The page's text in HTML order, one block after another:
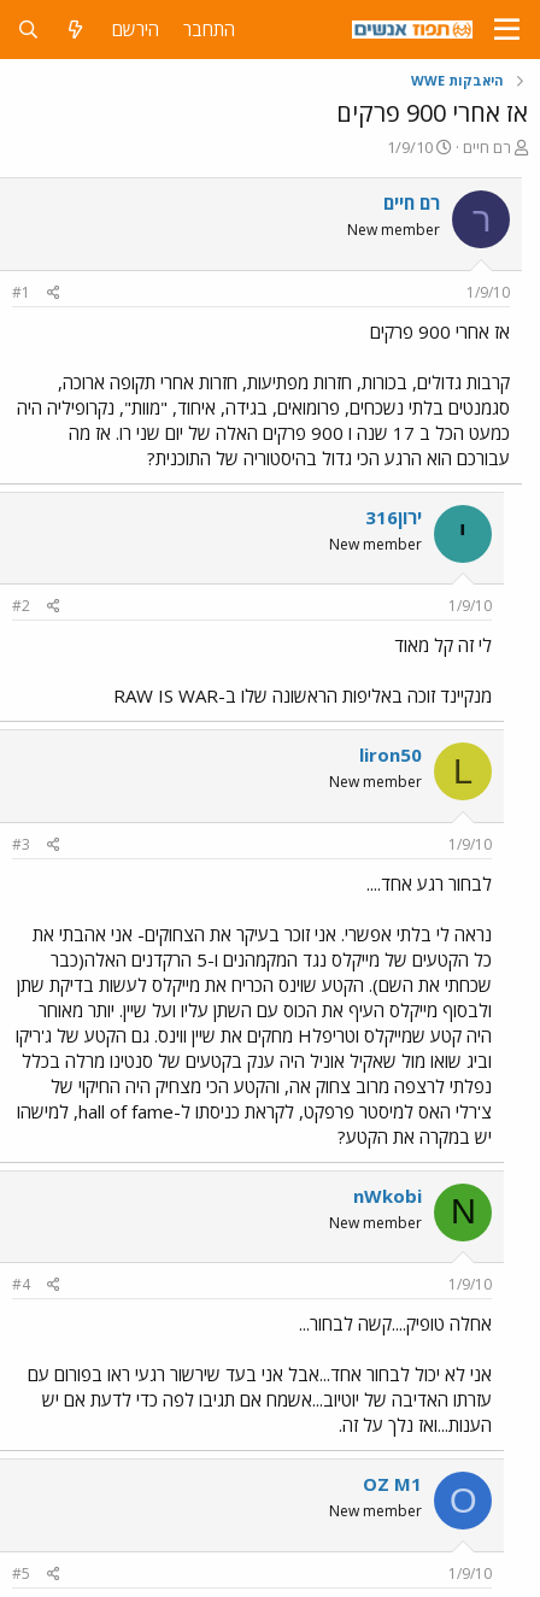
התחבר הירשם
היאבקות WWE
אז אחרי 900 פרקים
פ
ח
ה
ו
ש
רם חיים
פ
ס
ם
ת
י
1/9/10
ר רם חיים
New member
1/9/10
#1
אז אחרי 900 פרקים
קרבות גדולים, בכורות, חזרות מפתיעות, חזרות אחרי תקופה ארוכה,
סגמנטים בלתי נשכחים, פרומואים, בגידה, איחוד, "מוות", נקרופיליה היה
כמעט הכל ב 17 שנה ו 900 פרקים האלה של יום שני רו. אז מה
עבורכם הוא הרגע הכי גדול בהיסטוריה של התוכנית?
י ירון316
New member
1/9/10
#2
לי זה קל מאוד
מנקיינד זוכה באליפות הראשונה שלו ב-RAW IS WAR
L
liron50
New member
1/9/10
#3
לבחור רגע אחד....
נראה לי בלתי אפשרי. אני זוכר בעיקר את הצחוקים- אני אהבתי את
כל הקטעים של מייקלס נגד המקמהנים ו-5 הרקדנים האלה(כבר
שכחתי את השם). הקטע שוינס הכריח את מייקלס לעשות בדיקת שתן
ולבסוף מייקלס העיף את הכוס עם השתן עליו ועל שיין. יותר מאוחר
היה קטע שמייקלס וטריפלH מחקים את שיין ווינס. גם הקטע של ג'ריקו
וביג שואו מול שאקיל אוניל היה ענק בקטעים של סנטינו מרלה בכלל
נפלתי לרצפה מרוב צחוק אה, והקטע הכי מצחיק היה החיקוי של
צ'רלי האס למיסטר פרפקט, לקראת כניסתו ל-hall of fame, למישהו
יש במקרה את הקטע?
N
nWkobi
New member
1/9/10
#4
אחלה טופיק....קשה לבחור...
אני לא יכול לבחור אחד...אבל אני בעד שירשור רגעי ראו בפורום עם
עזרתו האדיבה של יוטיוב...אשמח אם תגיבו לפה כדי לדעת אם יש
הענות...ואז נלך על זה.
O
OZ M1
New member
1/9/10
#5